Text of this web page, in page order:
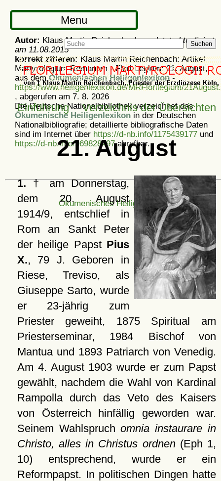
Menu
Suchen
Einführung Verzeichnis der Übersichten
21. August
1.† am Donnerstag,
dem 20. August
1914/9, entschlief in
Rom an Sankt Peter
der heilige Papst Pius
X., 79 J. Geboren in
Riese, Treviso, als
Giuseppe Sarto, wurde
er 23-jährig zum
Priester geweiht, 1875 Spiritual am
Priesterseminar, 1984 Bischof von
Mantua und 1893 Patriarch von Venedig.
Am 4. August 1903 wurde er zum Papst
gewählt, nachdem die Wahl von Kardinal
Rampolla durch das Veto des Kaisers
von Österreich hinfällig geworden war.
Seinem Wahlspruchomnia instaurare in
Christo, alles in Christus ordnen(Eph 1,
10) entsprechend, wurde er ein
Reformpapst. In politischen Dingen hatte
Autor: Klaus Martin Reichenbach -zuletzt aktualisiert
am 11.08.2015
korrekt zitieren:Klaus Martin Reichenbach: Artikel
Martyrologium Romanum - Flori-Legium: 21. August,
aus demÖkumenischen Heiligenlexikon-
https://www.heiligenlexikon.de/MRFlorilegium/
, abgerufen am 7. 8. 2026
Die Deutsche Nationalbibliothek verzeichnet das
Ökumenische Heiligenlexikon in der Deutschen
Nationalbibliografie; detaillierte bibliografische Daten
sind im Internet über https://d-nb.info/1175439177 und
https://d-nb.info/969828497abrufbar.
Ökumenisches Heiligenlexikon